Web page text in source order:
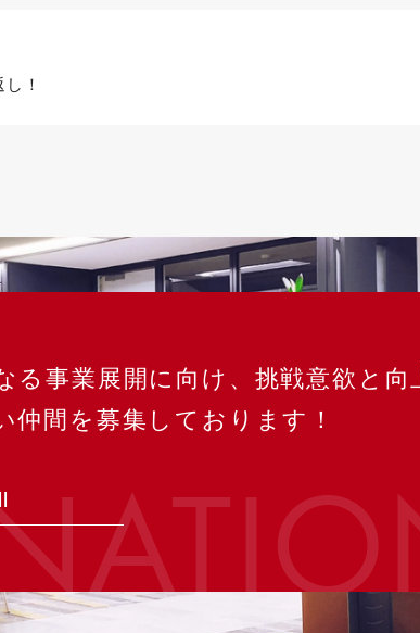
！
る事業展開に向け、 挑戦意欲と向
仲間を募集しております！